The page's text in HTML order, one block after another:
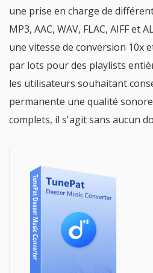
une prise en charge de
MP3, AAC, WAV, FLAC, AIFF et
une vitesse de conversion 10x
par lots pour des playlists
les utilisateurs souhaitant
permanente une qualité
complets, il s'agit sans aucun